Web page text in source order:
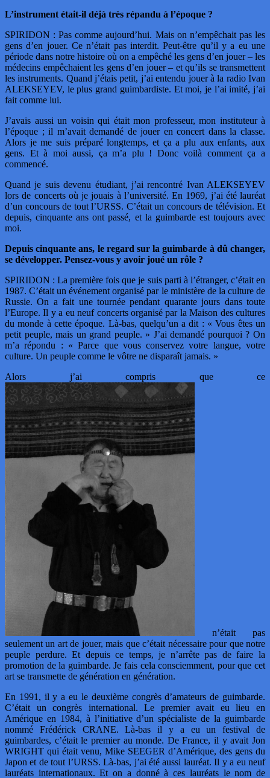
L’instrument était-il déjà très répandu à l’époque ?
SPIRIDON : Pas comme aujourd’hui. Mais on n’empêchait pas les
gens d’en jouer. Ce n’était pas interdit. Peut-être qu’il y a eu une
période dans notre histoire où on a empêché les gens d’en jouer – les
médecins empêchaient les gens d’en jouer – et qu’ils se transmettent
les instruments. Quand j’étais petit, j’ai entendu jouer à la radio Ivan
ALEKSEYEV, le plus grand guimbardiste. Et moi, je l’ai imité, j’ai
fait comme lui.
J’avais aussi un voisin qui était mon professeur, mon instituteur à
l’époque ; il m’avait demandé de jouer en concert dans la classe.
Alors je me suis préparé longtemps, et ça a plu aux enfants, aux
gens. Et à moi aussi, ça m’a plu ! Donc voilà comment ça a
commencé.
Quand je suis devenu étudiant, j’ai rencontré Ivan ALEKSEYEV
lors de concerts où je jouais à l’université. En 1969, j’ai été lauréat
d’un concours de tout l’URSS. C’était un concours de télévision. Et
depuis, cinquante ans ont passé, et la guimbarde est toujours avec
moi.
Depuis cinquante ans, le regard sur la guimbarde à dû changer,
se développer. Pensez-vous y avoir joué un rôle ?
SPIRIDON : La première fois que je suis parti à l’étranger, c’était en
1987. C’était un événement organisé par le ministère de la culture de
Russie. On a fait une tournée pendant quarante jours dans toute
l’Europe. Il y a eu neuf concerts organisé par la Maison des cultures
du monde à cette époque. Là-bas, quelqu’un a dit : « Vous êtes un
petit peuple, mais un grand peuple. » J’ai demandé pourquoi ? On
m’a répondu : « Parce que vous conservez votre langue, votre
culture. Un peuple comme le vôtre ne disparaît jamais. »
Alors j’ai compris que ce
n’était pas
seulement un art de jouer, mais que c’était nécessaire pour que notre
peuple perdure. Et depuis ce temps, je n’arrête pas de faire la
promotion de la guimbarde. Je fais cela consciemment, pour que cet
art se transmette de génération en génération.
En 1991, il y a eu le deuxième congrès d’amateurs de guimbarde.
C’était un congrès international. Le premier avait eu lieu en
Amérique en 1984, à l’initiative d’un spécialiste de la guimbarde
nommé Frédérick CRANE. Là-bas il y a eu un festival de
guimbardes, c’était le premier au monde. De France, il y avait Jon
WRIGHT qui était venu, Mike SEEGER d’Amérique, des gens du
Japon et de tout l’URSS. Là-bas, j’ai été aussi lauréat. Il y a eu neuf
lauréats internationaux. Et on a donné à ces lauréats le nom de